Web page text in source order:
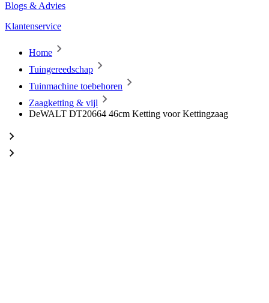
Blogs & Advies
Klantenservice
Home
Tuingereedschap
Tuinmachine toebehoren
Zaagketting & vijl
DeWALT DT20664 46cm Ketting voor Kettingzaag